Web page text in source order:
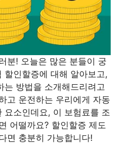
분! 오늘은 많은 분들이 궁
할인할증에 대해 알아보고,
는 방법을 소개해드리려고
고 운전하는 우리에게 자동
요소인데요, 이 보험료를 조
어떨까요? 할인할증 제도
면 충분히 가능합니다!